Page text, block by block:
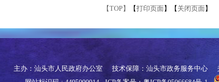
【TOP】 【打印页面 】【 关闭页面 】
主办：汕头市人民政府办公室 技术保障：汕头市政务服务中心